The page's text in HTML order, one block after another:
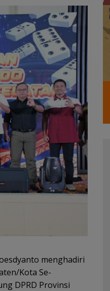
menghadiri
Kota Se-
DPRD Provinsi